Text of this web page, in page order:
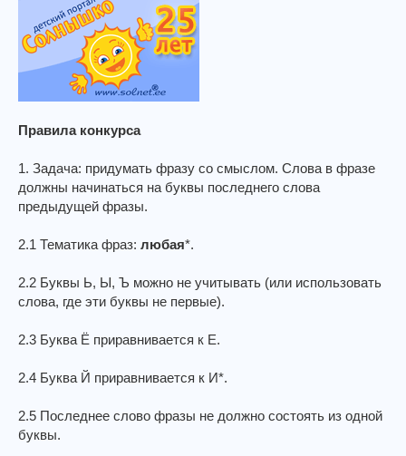
е
Правила конкурса
1. Задача: придумать фразу со смыслом. Слова в фразе
должны начинаться на буквы последнего слова
предыдущей фразы.
2.1 Тематика фраз: любая*.
2.2 Буквы Ь, Ы, Ъ можно не учитывать (или использовать
слова, где эти буквы не первые).
2.3 Буква Ё приравнивается к Е.
2.4 Буква Й приравнивается к И*.
2.5 Последнее слово фразы не должно состоять из одной
буквы.